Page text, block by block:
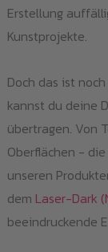
Erstellung
Kunstprojekte.
Doch das ist
kannst du deine
übertragen. Von
Oberflächen -
unseren
dem Laser-Dark
beeindruckende